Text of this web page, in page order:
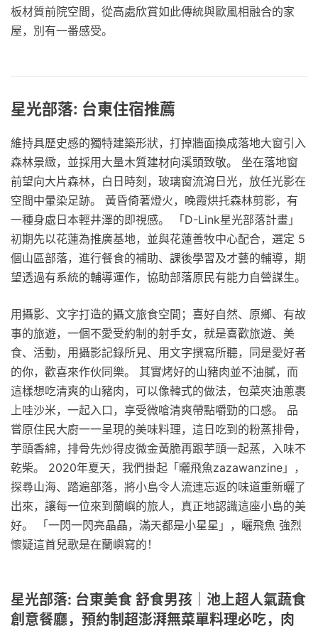
板材質前院空間，從高處欣賞如此傳統與歐風相融合的家
屋，別有一番感受。
星光部落: 台東住宿推薦
維持具歷史感的獨特建築形狀，打掉牆面換成落地大窗引入
森林景緻，並採用大量木質建材向溪頭致敬。 坐在落地窗
前望向大片森林，白日時刻，玻璃窗流瀉日光，放任光影在
空間中暈染足跡。 黃昏倚著燈火，晚霞烘托森林剪影，有
一種身處日本輕井澤的即視感。 「D-Link星光部落計畫」
初期先以花蓮為推廣基地，並與花蓮善牧中心配合，選定 5
個山區部落，進行餐食的補助、課後學習及才藝的輔導，期
望透過有系統的輔導運作，協助部落原民有能力自營謀生。
用攝影、文字打造的攝文旅食空間；喜好自然、原鄉、有故
事的旅遊，一個不愛受約制的射手女，就是喜歡旅遊、美
食、活動，用攝影記錄所見、用文字撰寫所聽，同是愛好者
的你，歡喜來作伙同樂。 其實烤好的山豬肉並不油膩，而
這樣想吃清爽的山豬肉，可以像韓式的做法，包菜夾油蔥裹
上哇沙米，一起入口，享受微嗆清爽帶點嚼勁的口感。 品
嘗原住民大廚一一呈現的美味料理，這日吃到的粉蒸排骨，
芋頭香綿，排骨先炒得皮微金黃脆再跟芋頭一起蒸，入味不
乾柴。 2020年夏天，我們掛起「曬飛魚zazawanzine」，
探尋山海、踏遍部落，將小島令人流連忘返的味道重新曬了
出來，讓每一位來到蘭嶼的旅人，真正地認識這座小島的美
好。 「一閃一閃亮晶晶，滿天都是小星星」，曬飛魚 強烈
懷疑這首兒歌是在蘭嶼寫的！
星光部落: 台東美食 舒食男孩｜池上超人氣蔬食
創意餐廳，預約制超澎湃無菜單料理必吃，肉